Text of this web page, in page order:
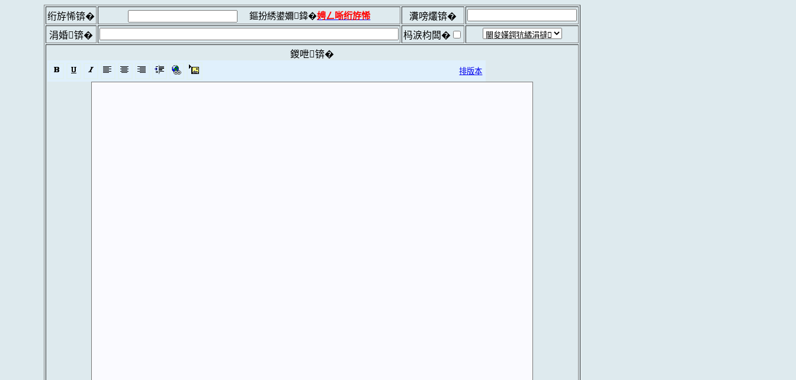
绗斿悕锛� 鏂扮綉鍙嬭鍏�娉ㄥ唽绗斿悕
瀵嗙爜锛�
涓婚锛�
杩涙枃闆�
鍐呭锛�
排版本